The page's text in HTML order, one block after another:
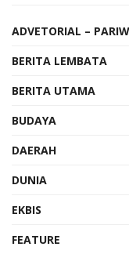
ADVETORIAL –
BERITA LEMBATA
BERITA UTAMA
BUDAYA
DAERAH
DUNIA
EKBIS
FEATURE